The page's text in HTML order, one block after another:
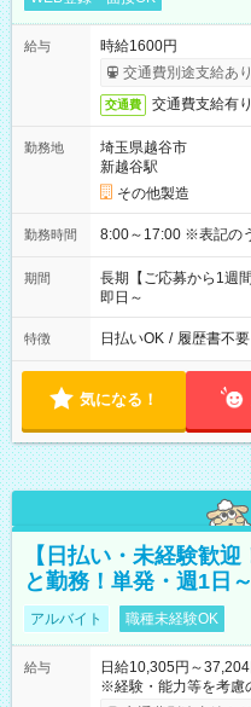
給与
時給1600円
交通費別途支給あり
交通費 交通費支給有り
勤務地
埼玉県越谷市
新越谷駅
その他製造
勤務時間 8:00～17:00
期間
長期【ご応募から1週
即日～
特徴 日払いOK / 履歴書不要
気になる！
【日払い・未経験歓
と勤務！単発・週1日
アルバイト 職種未経験OK
給与
日給10,305円～37,204
※経験・能力等を考慮の上